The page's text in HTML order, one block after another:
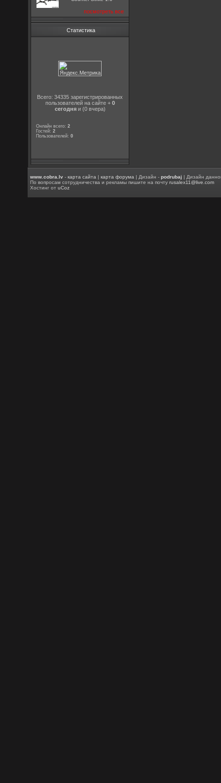
посмотреть все
Статистика
Всего: 34335 зарегистрированных
пользователей на сайте + 0
сегодняи (0 вчера)
Онлайн всего:2
Гостей:2
Пользователей:0
www.cobra.lv -карта сайта |карта форума | Дизайн -podrubaj | Дизайн
По вопросам сотрудничества и рекламы пишите на почтуrusalex11@live.com
Хостинг отuCoz